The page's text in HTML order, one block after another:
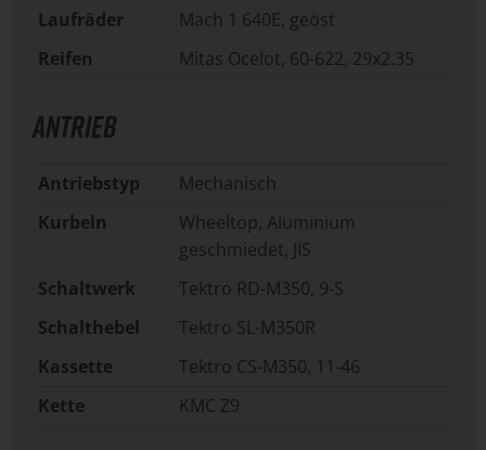
Laufräder
Mach 1 640E, geöst
Reifen
Mitas Ocelot, 60-622, 29x2.35
ANTRIEB
Antriebstyp
Mechanisch
Kurbeln
Wheeltop, Aluminium
geschmiedet, JIS
Schaltwerk
Tektro RD-M350, 9-S
Schalthebel
Tektro SL-M350R
Kassette
Tektro CS-M350, 11-46
Kette
KMC Z9